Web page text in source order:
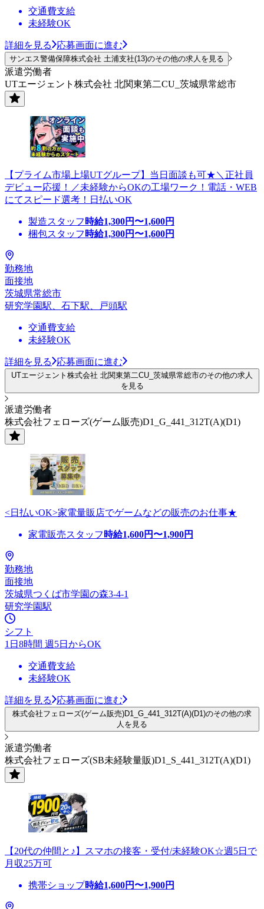
交通費支給
未経験OK
詳細を見る 応募画面に進む
サンエス警備保障株式会社 土浦支社(13)のその他の求人を見る
派遣労働者
UTエージェント株式会社 北関東第二CU_茨城県常総市
【プライム市場上場UTグループ】当日面談も可★＼正社員
デビュー応援！／未経験からOKの工場ワーク！電話・WEB
にてスピード選考！日払いOK
製造スタッフ 時給1,300円〜1,600円
梱包スタッフ 時給1,300円〜1,600円
勤務地
面接地
茨城県常総市
研究学園駅、石下駅、戸頭駅
交通費支給
未経験OK
詳細を見る 応募画面に進む
UTエージェント株式会社 北関東第二CU_茨城県常総市のその他の求人
を見る
派遣労働者
株式会社フェローズ(ゲーム販売)D1_G_441_312T(A)(D1)
<日払いOK>家電量販店でゲームなどの販売のお仕事★
家電販売スタッフ 時給1,600円〜1,900円
勤務地
面接地
茨城県つくば市学園の森3-4-1
研究学園駅
シフト
1日8時間 週5日からOK
交通費支給
未経験OK
詳細を見る 応募画面に進む
株式会社フェローズ(ゲーム販売)D1_G_441_312T(A)(D1)のその他の求
人を見る
派遣労働者
株式会社フェローズ(SB未経験量販)D1_S_441_312T(A)(D1)
【20代の仲間と♪】スマホの接客・受付/未経験OK☆週5日で
月収25万可
携帯ショップ時給1,600円〜1,900円